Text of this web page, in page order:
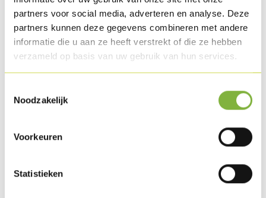
partners voor social media, adverteren en analyse. Deze
partners kunnen deze gegevens combineren met andere
informatie die u aan ze heeft verstrekt of die ze hebben
verzameld op basis van uw gebruik van hun services.
Noodzakelijk
Voorkeuren
Statistieken
Referentie: 83182
Omschrijving
Gemarineerd en gekookt kalkoenvlees in cilindervorm.
Verkrijgbaar in bulkstuk en consumentenverpakking.